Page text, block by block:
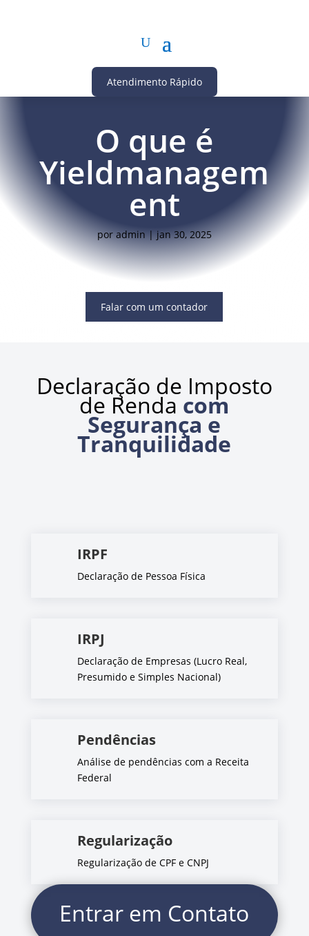
Atendimento Rápido
O que é
Yieldmanagem
ent
poradmin|jan 30, 2025
Falar com um contador
Declaração de Imposto
de Renda com
Segurança e
Tranquilidade
IRPF
Declaração de Pessoa Física
IRPJ
Declaração de Empresas (Lucro Real,
Presumido e Simples Nacional)
Pendências
Análise de pendências com a Receita
Federal
Regularização
Regularização de CPF e CNPJ
Entrar em Contato